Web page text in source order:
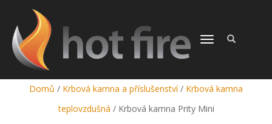
PŘEPNOUT
Domů / Krbová kamna a příslušenství/ Krbová kamna
teplovzdušná / Krbová kamna Prity Mini